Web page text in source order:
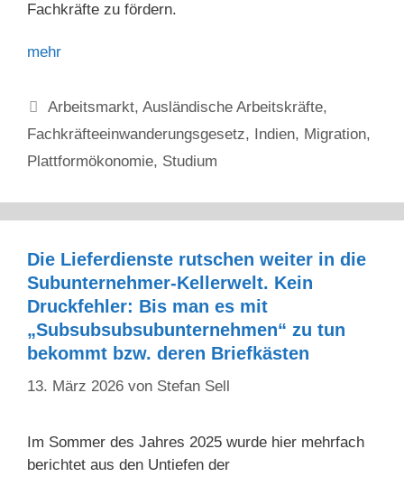
Fachkräfte zu fördern.
mehr
Kategorien
Arbeitsmarkt,Ausländische Arbeitskräfte,
Fachkräfteeinwanderungsgesetz, Indien, Migration,
Plattformökonomie, Studium
Die Lieferdienste rutschen weiter in die
Subunternehmer-Kellerwelt. Kein
Druckfehler: Bis man es mit
„Subsubsubsubunternehmen“ zu tun
bekommt bzw. deren Briefkästen
13. März 2026 von Stefan Sell
Im Sommer des Jahres 2025 wurde hier mehrfach
berichtet aus den Untiefen der